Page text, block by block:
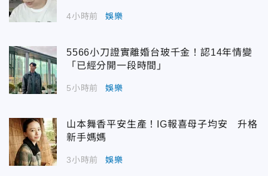
4小時前 娛樂
5566小刀證實離婚台玻千金！認14年情變
「已經分開一段時間」
5小時前 娛樂
山本舞香平安生產！IG報喜母子均安 升格
新手媽媽
3小時前 娛樂